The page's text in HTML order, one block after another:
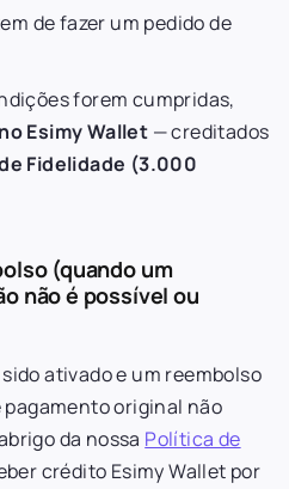
de fazer um pedido de
forem cumpridas,
Esimy Wallet — creditados
Fidelidade (3.000
(quando um
não é possível ou
ativado e um reembolso
pagamento original não
da nossa Política de
crédito Esimy Wallet por